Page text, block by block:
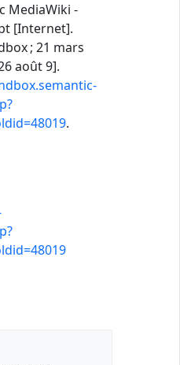
MediaWiki -
[Internet].
; 21 mars
août 9].
.